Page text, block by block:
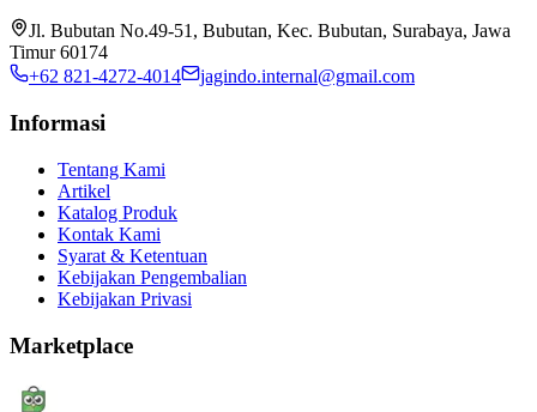
Jl. Bubutan No.49-51, Bubutan, Kec. Bubutan, Surabaya, Jawa
Timur 60174
+62 821-4272-4014
jagindo.internal@gmail.com
Informasi
Tentang Kami
Artikel
Katalog Produk
Kontak Kami
Syarat & Ketentuan
Kebijakan Pengembalian
Kebijakan Privasi
Marketplace